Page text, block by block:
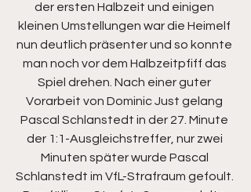
der ersten Halbzeit und einigen
kleinen Umstellungen war die Heimelf
nun deutlich präsenter und so konnte
man noch vor dem Halbzeitpfiff das
Spiel drehen. Nach einer guter
Vorarbeit von Dominic Just gelang
Pascal Schlanstedt in der 27. Minute
der 1:1-Ausgleichstreffer, nur zwei
Minuten später wurde Pascal
Schlanstedt im VfL-Strafraum gefoult.